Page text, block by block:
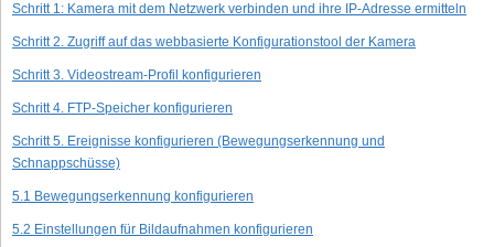
Schritt 1: Kamera mit dem Netzwerk verbinden und ihre IP-Adresse ermitteln
Schritt 2. Zugriff auf das webbasierte Konfigurationstool der Kamera
Schritt 3. Videostream-Profil konfigurieren
Schritt 4. FTP-Speicher konfigurieren
Schritt 5. Ereignisse konfigurieren (Bewegungserkennung und
Schnappschüsse)
5.1 Bewegungserkennung konfigurieren
5.2 Einstellungen für Bildaufnahmen konfigurieren